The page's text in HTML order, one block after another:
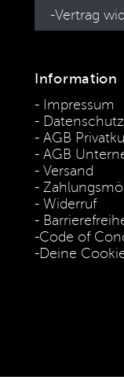
Vertrag
Information
Impressum
Datenschutz
AGB
AGB
Versand
Widerruf
Code of
Deine